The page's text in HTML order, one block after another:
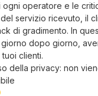
ogni operatore e le
servizio ricevuto, il
di gradimento. In
dopo giorno,
clienti.
della privacy: non